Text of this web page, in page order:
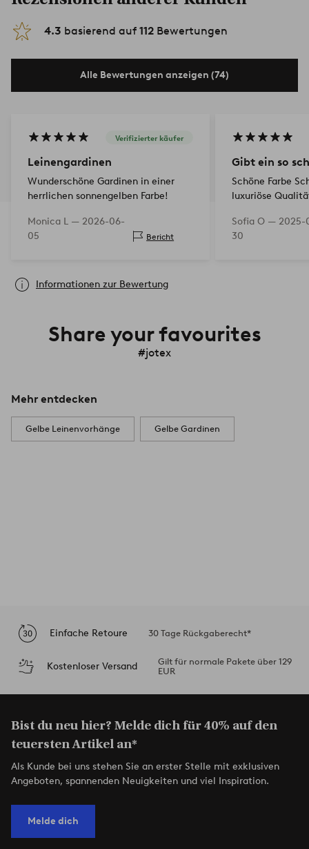
4.3 basierend auf 112 Bewertungen
Alle Bewertungen anzeigen (74)
Verifizierter käufer
Leinengardinen
Wunderschöne Gardinen in einer
herrlichen sonnengelben Farbe!
Monica L — 2026-06-
05
Bericht
Gibt ein so
Schöne Farbe
luxuriöse
Sofia O — 2025-
30
Informationen zur Bewertung
Share your favourites
#jotex
Mehr entdecken
Gelbe Leinenvorhänge Gelbe Gardinen
Einfache Retoure 30 Tage Rückgaberecht*
Kostenloser Versand
Gilt für normale Pakete über 129
EUR
Bist du neu hier? Melde dich für 40% auf den
teuersten Artikel an*
Als Kunde bei uns stehen Sie an erster Stelle mit exklusiven
Angeboten, spannenden Neuigkeiten und viel Inspiration.
Melde dich